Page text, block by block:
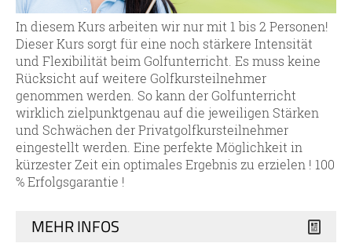
In diesem Kurs arbeiten wir nur mit 1 bis 2 Personen!
Dieser Kurs sorgt für eine noch stärkere Intensität
und Flexibilität beim Golfunterricht. Es muss keine
Rücksicht auf weitere Golfkursteilnehmer
genommen werden. So kann der Golfunterricht
wirklich zielpunktgenau auf die jeweiligen Stärken
und Schwächen der Privatgolfkursteilnehmer
eingestellt werden. Eine perfekte Möglichkeit in
kürzester Zeit ein optimales Ergebnis zu erzielen ! 100
% Erfolgsgarantie !
MEHR INFOS